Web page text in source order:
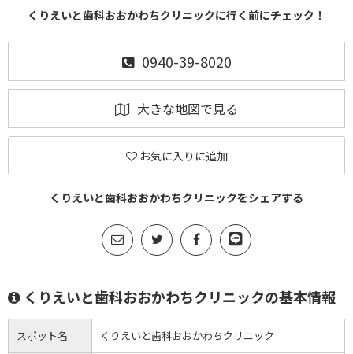
くりえいと歯科おおかわちクリニックに行く前にチェック！
0940-39-8020
大きな地図で見る
お気に入りに追加
くりえいと歯科おおかわちクリニックをシェアする
くりえいと歯科おおかわちクリニックの基本情報
スポット名 くりえいと歯科おおかわちクリニック